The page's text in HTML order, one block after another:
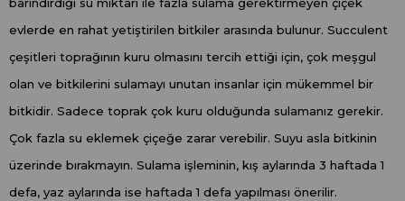
barındırdığı su miktarı ile fazla sulama gerektirmeyen çiçek
evlerde en rahat yetiştirilen bitkiler arasında bulunur. Succulent
çeşitleri toprağının kuru olmasını tercih ettiği için, çok meşgul
olan ve bitkilerini sulamayı unutan insanlar için mükemmel bir
bitkidir. Sadece toprak çok kuru olduğunda sulamanız gerekir.
Çok fazla su eklemek çiçeğe zarar verebilir. Suyu asla bitkinin
üzerinde bırakmayın. Sulama işleminin, kış aylarında 3 haftada 1
defa, yaz aylarında ise haftada 1 defa yapılması önerilir.